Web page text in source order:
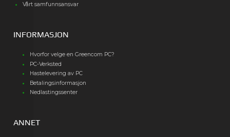
Vårt samfunnsansvar
INFORMASJON
Hvorfor velge en Greencom PC?
PC-Verksted
Hastelevering av PC
Betalingsinformasjon
Nedlastingssenter
ANNET